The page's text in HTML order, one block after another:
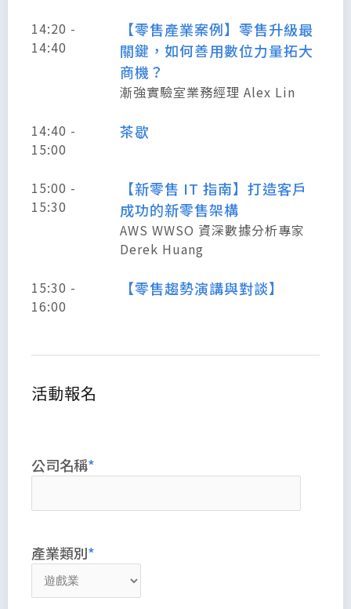
14:20 -
14:40
【零售產業案例】零售升級最
關鍵，如何善用數位力量拓大
商機？
漸強實驗室業務經理 Alex Lin
14:40 -
15:00
茶歇
15:00 -
15:30
【新零售 IT 指南】打造客戶
成功的新零售架構
AWS WWSO 資深數據分析專家
Derek Huang
15:30 -
16:00
【零售趨勢演講與對談】
活動報名
公司名稱
產業類別